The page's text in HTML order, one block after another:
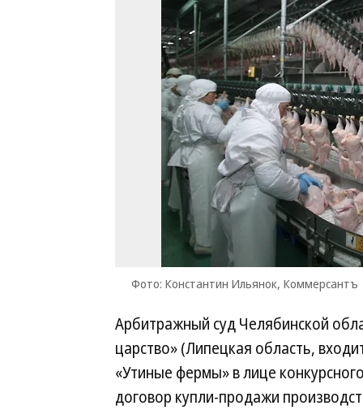
Фото: Константин Ильянок, Коммерсантъ
Арбитражный суд Челябинской
царство» (Липецкая область,
«Утиные фермы» в лице
договор купли-продажи